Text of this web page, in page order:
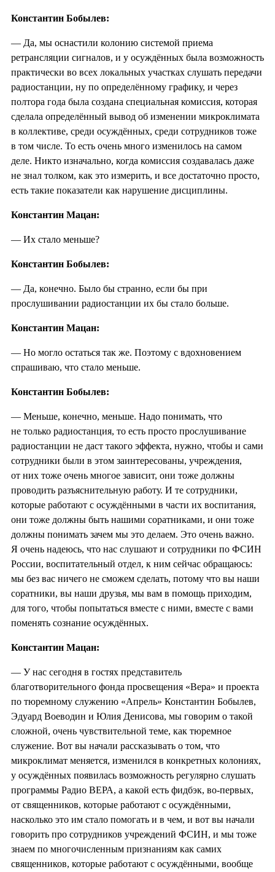
Константин Бобылев:
— Да, мы оснастили колонию системой приема
ретрансляции сигналов, и у осуждённых была возможность
практически во всех локальных участках слушать передачи
радиостанции, ну по определённому графику, и через
полтора года была создана специальная комиссия, которая
сделала определённый вывод об изменении микроклимата
в коллективе, среди осуждённых, среди сотрудников тоже
в том числе. То есть очень много изменилось на самом
деле. Никто изначально, когда комиссия создавалась даже
не знал толком, как это измерить, и все достаточно просто,
есть такие показатели как нарушение дисциплины.
Константин Мацан:
— Их стало меньше?
Константин Бобылев:
— Да, конечно. Было бы странно, если бы при
прослушивании радиостанции их бы стало больше.
Константин Мацан:
— Но могло остаться так же. Поэтому с вдохновением
спрашиваю, что стало меньше.
Константин Бобылев:
— Меньше, конечно, меньше. Надо понимать, что
не только радиостанция, то есть просто прослушивание
радиостанции не даст такого эффекта, нужно, чтобы и сами
сотрудники были в этом заинтересованы, учреждения,
от них тоже очень многое зависит, они тоже должны
проводить разъяснительную работу. И те сотрудники,
которые работают с осуждёнными в части их воспитания,
они тоже должны быть нашими соратниками, и они тоже
должны понимать зачем мы это делаем. Это очень важно.
Я очень надеюсь, что нас слушают и сотрудники по ФСИН
России, воспитательный отдел, к ним сейчас обращаюсь:
мы без вас ничего не сможем сделать, потому что вы наши
соратники, вы наши друзья, мы вам в помощь приходим,
для того, чтобы попытаться вместе с ними, вместе с вами
поменять сознание осуждённых.
Константин Мацан:
— У нас сегодня в гостях представитель
благотворительного фонда просвещения «Вера» и проекта
по тюремному служению «Апрель» Константин Бобылев,
Эдуард Воеводин и Юлия Денисова, мы говорим о такой
сложной, очень чувствительной теме, как тюремное
служение. Вот вы начали рассказывать о том, что
микроклимат меняется, изменился в конкретных колониях,
у осуждённых появилась возможность регулярно слушать
программы Радио ВЕРА, а какой есть фидбэк, во-первых,
от священников, которые работают с осуждёнными,
насколько это им стало помогать и в чем, и вот вы начали
говорить про сотрудников учреждений ФСИН, и мы тоже
знаем по многочисленным признаниям как самих
священников, которые работают с осуждёнными, вообще